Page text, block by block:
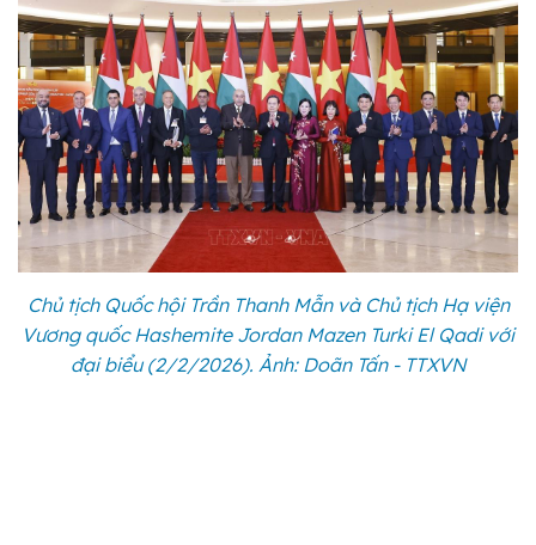
Chủ tịch Quốc hội Trần Thanh Mẫn và Chủ tịch Hạ viện
Vương quốc Hashemite Jordan Mazen Turki El Qadi với
đại biểu (2/2/2026). Ảnh: Doãn Tấn - TTXVN